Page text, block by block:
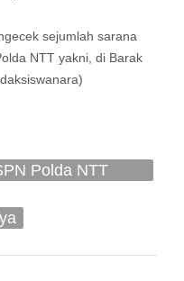
sejumlah sarana
NTT yakni, di Barak
Polda NTT